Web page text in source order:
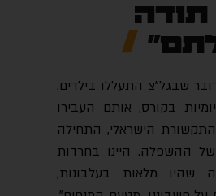
שבגל"צ התעללו בילדים.
בקורס, אותם העבירו
הישראלי, התחילה
ההשפלה. היינו בחרדות
מלאות בעלבונות,